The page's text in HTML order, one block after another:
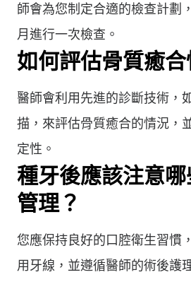
師會為您制定合適的檢查計劃
月進行一次檢查。
如何評估骨質癒合
醫師會利用先進的診斷技術，
描，來評估骨質癒合的情況，
定性。
種牙後應該注意
管理？
您應保持良好的口腔衛生習慣
用牙線，並遵循醫師的術後護